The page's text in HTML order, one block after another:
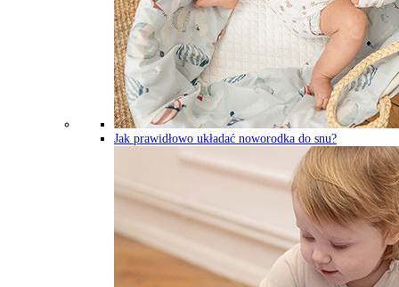
Jak prawidłowo układać noworodka do snu?